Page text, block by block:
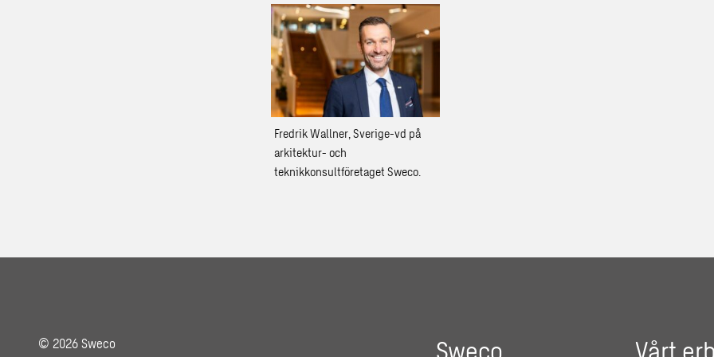
Fredrik Wallner, Sverige-vd på
arkitektur- och
teknikkonsultföretaget Sweco.
© 2026 Sweco
Sweco Vårt